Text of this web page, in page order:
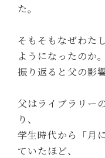
た。
そもそもなぜわた
ようになったのか。
振り返ると父の影
父はライブラリー
り、
学生時代から「月
ていたほど、